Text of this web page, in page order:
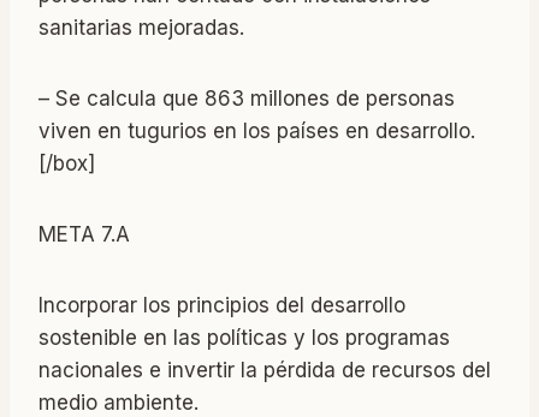
sanitarias mejoradas.
– Se calcula que 863 millones de personas
viven en tugurios en los países en desarrollo.
[/box]
META 7.A
Incorporar los principios del desarrollo
sostenible en las políticas y los programas
nacionales e invertir la pérdida de recursos del
medio ambiente.